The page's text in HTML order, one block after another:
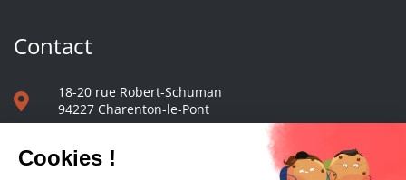
Contact
18-20 rue Robert-Schuman
94227 Charenton-le-Pont